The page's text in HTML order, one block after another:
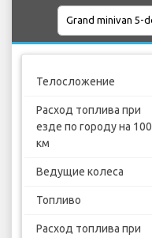
Телосложение
Расход топлива при
езде по городу на 100
км
Ведущие колеса
Топливо
Расход топлива при